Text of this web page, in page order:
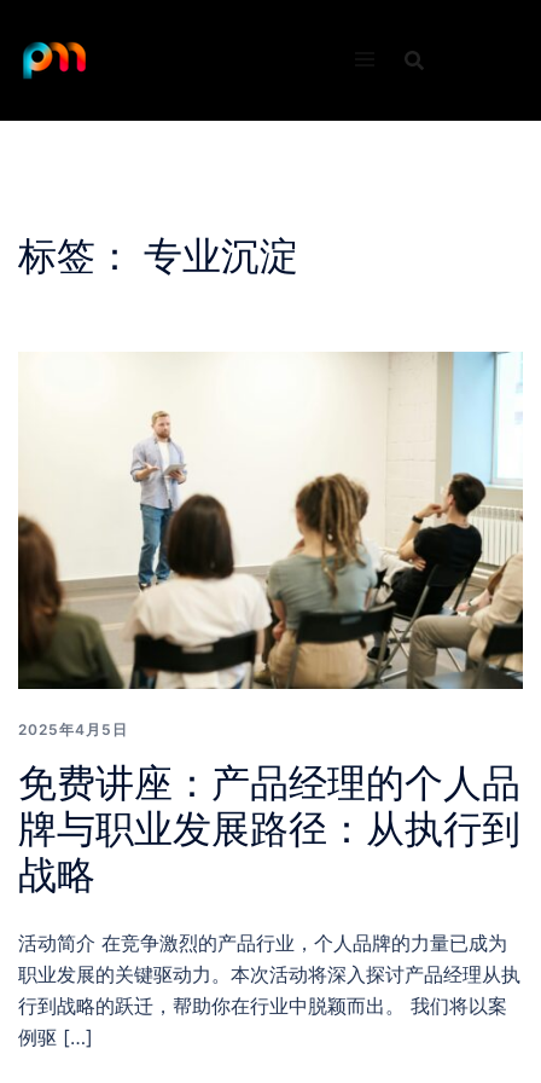
content
标签： 专业沉淀
2025年4月5日
免费讲座：产品经理的个人品
牌与职业发展路径：从执行到
战略
活动简介 在竞争激烈的产品行业，个人品牌的力量已成为
职业发展的关键驱动力。本次活动将深入探讨产品经理从执
行到战略的跃迁，帮助你在行业中脱颖而出。 我们将以案
例驱 […]